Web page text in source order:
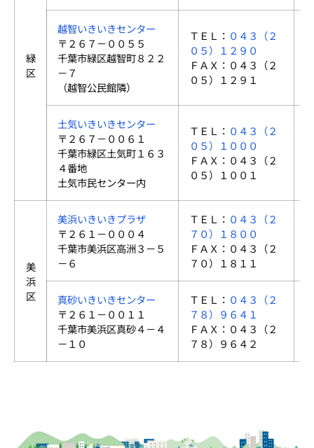
緑
区
越智いきいきセンター
〒２６７－００５５
千葉市緑区越智町８２２
－７
（越智公民館隣）
ＴＥＬ： ０４３（２
０５）１２９０
ＦＡＸ：０４３（２
０５）１２９１
土気いきいきセンター
〒２６７－００６１
千葉市緑区土気町１６３
４番地
土気市民センター内
ＴＥＬ： ０４３（２
０５）１０００
ＦＡＸ：０４３（２
０５）１００１
美
浜
区
美浜いきいきプラザ
〒２６１－０００４
千葉市美浜区高洲３－５
－６
ＴＥＬ： ０４３（２
７０）１８００
ＦＡＸ：０４３（２
７０）１８１１
真砂いきいきセンター
〒２６１－００１１
千葉市美浜区真砂４－４
－１０
ＴＥＬ： ０４３（２
７８）９６４１
ＦＡＸ：０４３（２
７８）９６４２